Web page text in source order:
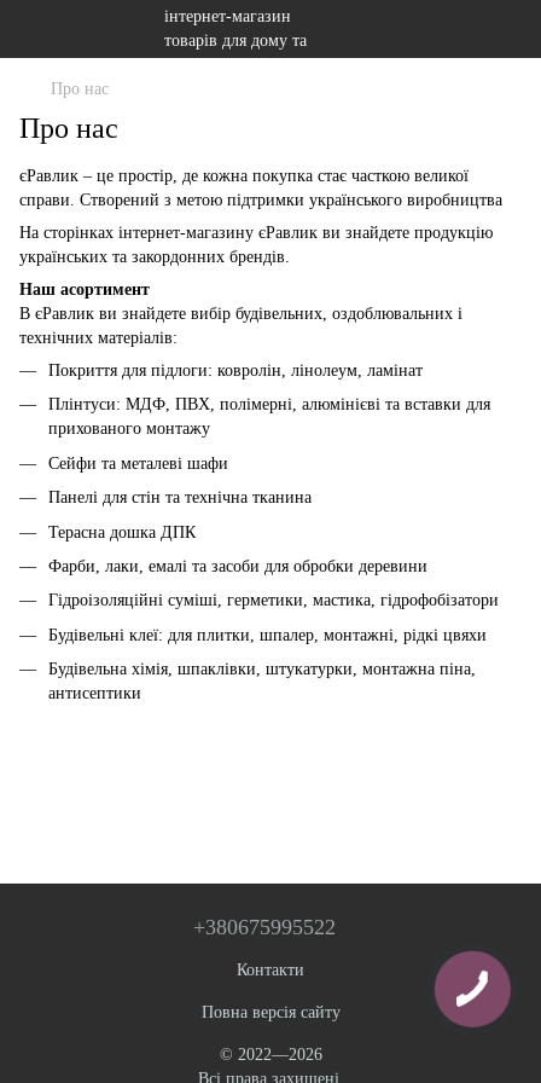
Про нас
Про нас
єРавлик – це простір, де кожна покупка стає часткою великої
справи. Створений з метою підтримки українського виробництва
На сторінках інтернет-магазину єРавлик ви знайдете продукцію
українських та закордонних брендів.
Наш асортимент
В єРавлик ви знайдете вибір будівельних, оздоблювальних і
технічних матеріалів:
Покриття для підлоги: ковролін, лінолеум, ламінат
Плінтуси: МДФ, ПВХ, полімерні, алюмінієві та вставки для
прихованого монтажу
Сейфи та металеві шафи
Панелі для стін та технічна тканина
Терасна дошка ДПК
Фарби, лаки, емалі та засоби для обробки деревини
Гідроізоляційні суміші, герметики, мастика, гідрофобізатори
Будівельні клеї: для плитки, шпалер, монтажні, рідкі цвяхи
Будівельна хімія, шпаклівки, штукатурки, монтажна піна,
антисептики
+380675995522
Контакти
Повна версія сайту
© 2022—2026
Всі права захищені.